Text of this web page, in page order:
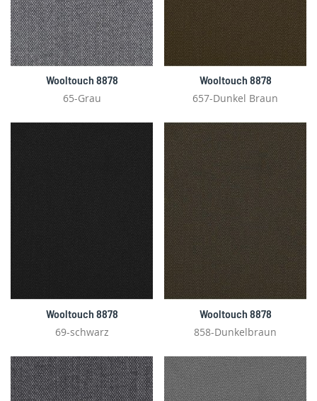
Wooltouch 8878
65-Grau
Wooltouch 8878
657-Dunkel Braun
Wooltouch 8878
69-schwarz
Wooltouch 8878
858-Dunkelbraun